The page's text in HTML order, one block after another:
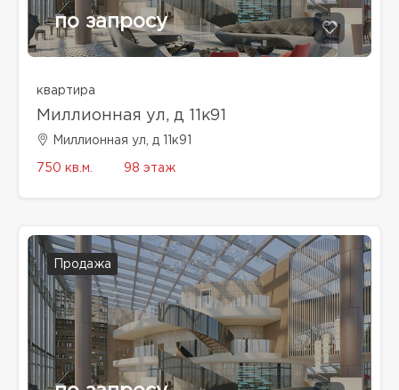
по запросу
квартира
Миллионная ул, д 11к91
Миллионная ул, д 11к91
750 кв.м. 98 этаж
Продажа